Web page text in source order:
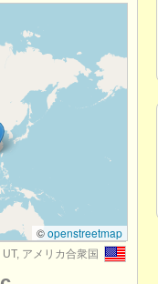
©openstreetmap
アメリカ合衆国